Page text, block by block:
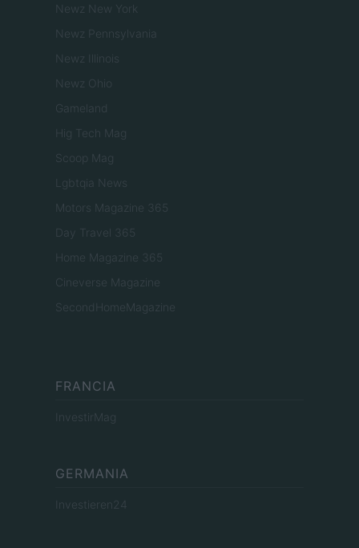
Newz New York
Newz Pennsylvania
Newz Illinois
Newz Ohio
Gameland
Hig Tech Mag
Scoop Mag
Lgbtqia News
Motors Magazine 365
Day Travel 365
Home Magazine 365
Cineverse Magazine
SecondHomeMagazine
FRANCIA
InvestirMag
GERMANIA
Investieren24